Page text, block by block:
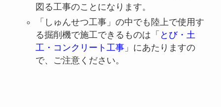
図る工事のことになります。
「しゅんせつ工事」の中でも陸上で使用す
る掘削機で施工できるものは「 とび・土
工・コンクリート工事」にあたりますの
で、ご注意ください。